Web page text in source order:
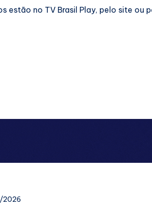
estão no TV Brasil Play, pelo site ou
2026